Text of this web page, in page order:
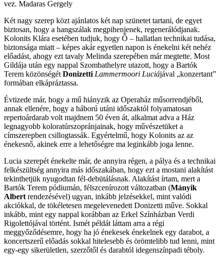
vez. Madaras Gergely
Két nagy szerep közt ajánlatos két nap szünetet tartani, de egyet
biztosan, hogy a hangszálak megpihenjenek, regenerálódjanak.
Kolonits Klára esetében tudjuk, hogy Ő – hallatlan technikai tudása,
biztonsága miatt – képes akár egyetlen napon is énekelni két nehéz
előadást, ahogy ezt tavaly Melinda szerepében már megtette. Most
Gildája után egy nappal Szombathelyre utazott, hogy a Bartók
Terem közönségétDonizetti Lammermoori Luciájával „konzertant”
formában elkápráztassa.
Évtizede már, hogy a mű hiányzik az Operaház műsorrendjéből,
annak ellenére, hogy a háború utáni időszaktól folyamatosan
repertoárdarab volt majdnem 50 éven át, alkalmat adva a Ház
legnagyobb koloratúrszopránjainak, hogy művészetüket a
címszerepben csillogtassák. Egyértelmű, hogy Kolonits az az
énekesnő, akinek erre a lehetőségre ma leginkább joga lenne.
Lucia szerepét énekelte már, de annyira régen, a pálya és a technikai
felkészültség annyira más időszakában, hogy ezt a mostani alakítást
tekinthetjük nyugodtan fél-debütálásnak. Alakítást írtam, mert a
Bartók Terem pódiumán, félszcenírozott változatban (Mányik
Albertrendezésével) ugyan, inkább jelzésekkel, mint valódi
akciókkal, de tökéletesen megelevenedett Donizetti műve. Sokkal
inkább, mint egy nappal korábban az Erkel Színházban Verdi
Rigolettójával történt. Ismét példát láttam arra a régi
meggyőződésemre, hogy ha jó énekesek énekelnek egy darabot, a
koncertszerű előadás sokkal hitelesebb és örömtelibb tud lenni, mint
egy-egy sikerületlen, szerzőtől és darabtól idegenszínpadi téboly.